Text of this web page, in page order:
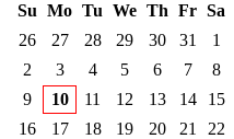
Su Mo Tu We Th Fr Sa
26
27 28 29 30 31
1
2
3 4 5 6 7
8
9
10 11 12 13 14
15
16
17 18 19 20 21
22